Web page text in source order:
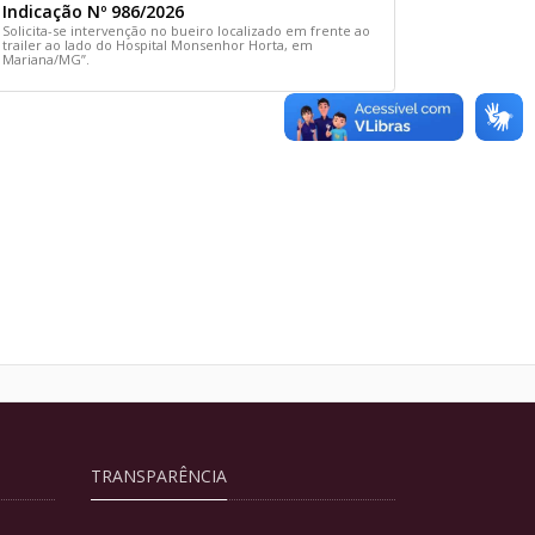
Indicação Nº 986/2026
Solicita-se intervenção no bueiro localizado em frente ao
trailer ao lado do Hospital Monsenhor Horta, em
Mariana/MG”.
TRANSPARÊNCIA